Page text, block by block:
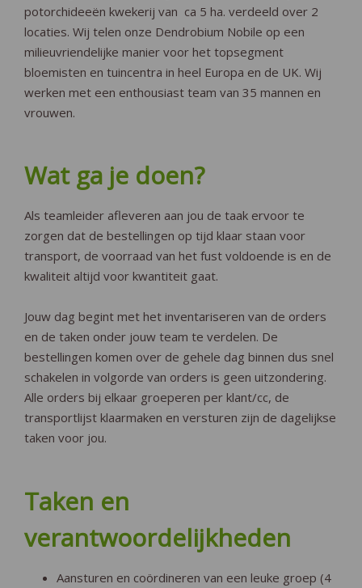
potorchideeën kwekerij van ca 5 ha. verdeeld over 2
locaties. Wij telen onze Dendrobium Nobile op een
milieuvriendelijke manier voor het topsegment
bloemisten en tuincentra in heel Europa en de UK. Wij
werken met een enthousiast team van 35 mannen en
vrouwen.
Wat ga je doen?
Als teamleider afleveren aan jou de taak ervoor te
zorgen dat de bestellingen op tijd klaar staan voor
transport, de voorraad van het fust voldoende is en de
kwaliteit altijd voor kwantiteit gaat.
Jouw dag begint met het inventariseren van de orders
en de taken onder jouw team te verdelen. De
bestellingen komen over de gehele dag binnen dus snel
schakelen in volgorde van orders is geen uitzondering.
Alle orders bij elkaar groeperen per klant/cc, de
transportlijst klaarmaken en versturen zijn de dagelijkse
taken voor jou.
Taken en
verantwoordelijkheden
Aansturen en coördineren van een leuke groep (4